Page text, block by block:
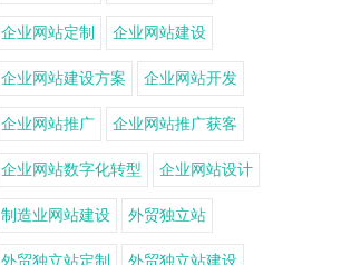
企业网站定制 企业网站建设
企业网站建设方案 企业网站开发
企业网站推广 企业网站推广获客
企业网站数字化转型 企业网站设计
制造业网站建设 外贸独立站
外贸独立站定制 外贸独立站建设